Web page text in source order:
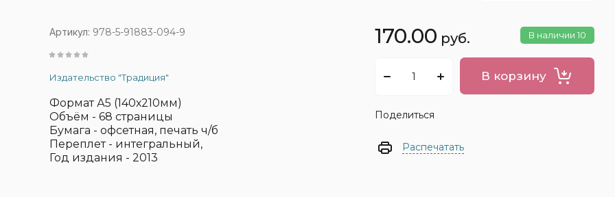
литература
Литература кубанских
авторов
Мультимедийное
оборудование
Укрупнённый шрифт
Уценённые книги
Новая подборка книг для детей и взрослых
Артикул: 978-5-91883-094-9
Издательство "Традиция"
Формат А5 (140х210мм)
Объём - 68 страницы
Бумага - офсетная, печать ч/б
Переплет - интегральный,
Год издания - 2013
В наличии 10
170.00 руб.
В корзину
Поделиться
Распечатать